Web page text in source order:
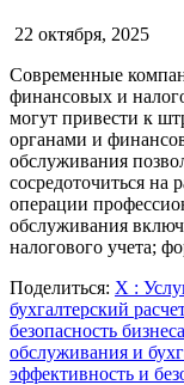
22 октября, 2025
Современные
финансовых и
могут привести к
органами и
обслуживания
сосредоточиться на
операции
обслуживания
налогового учета;
Поделиться: X :
бухгалтерский
безопасность бизнеса
обслуживания и
эффективность и